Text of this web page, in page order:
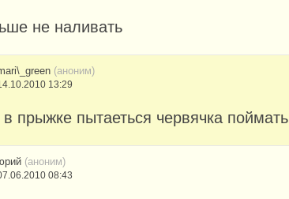
не наливать
(аноним)
13:29
прыжке пытаеться червячка поймать
(аноним)
08:43